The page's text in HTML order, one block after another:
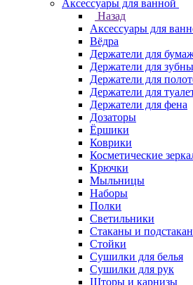
Аксессуары для ванной
Назад
Аксессуары для
Вёдра
Держатели для
Держатели для
Держатели для
Держатели для
Держатели для фена
Дозаторы
Ёршики
Коврики
Косметические
Крючки
Мыльницы
Наборы
Полки
Светильники
Стаканы и
Стойки
Сушилки для белья
Сушилки для рук
Шторы и карнизы